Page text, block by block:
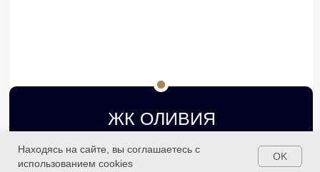
ЖК ОЛИВИЯ
Для проживания и отдыха
Находясь на сайте, вы соглашаетесь с
использованием cookies
OK